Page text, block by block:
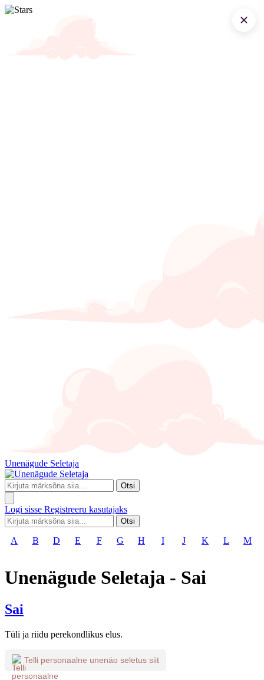
Unenägude Seletaja
Otsi
Logi sisse Registreeru kasutajaks
Otsi
A B D E F G H I J K L M
Unenägude Seletaja - Sai
Sai
Tüli ja riidu perekondlikus elus.
Telli personaalne unenäo seletus siit